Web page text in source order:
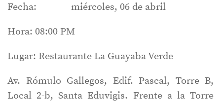
Fecha: miércoles, 06 de abril
Hora: 08:00 PM
Lugar: Restaurante La Guayaba Verde
Av. Rómulo Gallegos, Edif. Pascal, Torre B,
Local 2-b, Santa Eduvigis. Frente a la Torre